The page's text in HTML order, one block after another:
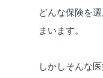
どんな保険を
まいます。
しかしそんな